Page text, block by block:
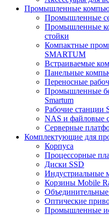
Промышленные
Промышленные
Промышленные
стойки
Компактные
SMARTUM
Встраиваемые
Панельные
Переносные
Промышленные
Smartum
Рабочие станции
NAS и файловые
Серверные
Комплектующие для
Корпуса
Процессорные
Диски SSD
Индустриальные
Корзины Mobile
Оптические
Промышленные